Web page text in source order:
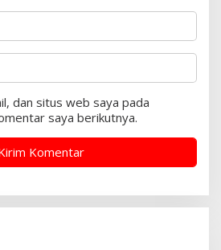
dan situs web saya pada
saya berikutnya.